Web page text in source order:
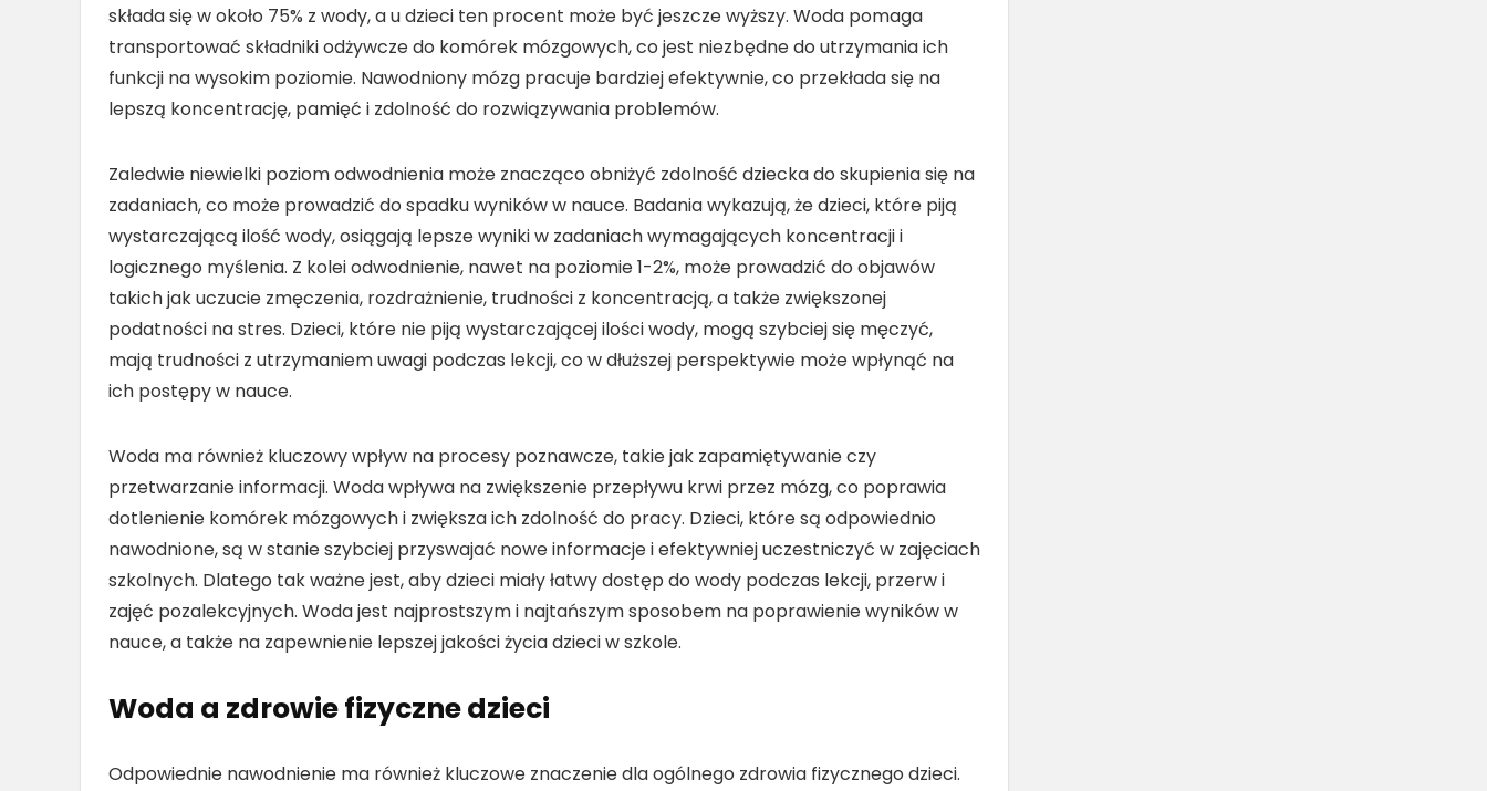
składa się w około 75% z wody, a u dzieci ten procent może być jeszcze wyższy. Woda pomaga
transportować składniki odżywcze do komórek mózgowych, co jest niezbędne do utrzymania ich
funkcji na wysokim poziomie. Nawodniony mózg pracuje bardziej efektywnie, co przekłada się na
lepszą koncentrację, pamięć i zdolność do rozwiązywania problemów.
Zaledwie niewielki poziom odwodnienia może znacząco obniżyć zdolność dziecka do skupienia się na
zadaniach, co może prowadzić do spadku wyników w nauce. Badania wykazują, że dzieci, które piją
wystarczającą ilość wody, osiągają lepsze wyniki w zadaniach wymagających koncentracji i
logicznego myślenia. Z kolei odwodnienie, nawet na poziomie 1-2%, może prowadzić do objawów
takich jak uczucie zmęczenia, rozdrażnienie, trudności z koncentracją, a także zwiększonej
podatności na stres. Dzieci, które nie piją wystarczającej ilości wody, mogą szybciej się męczyć,
mają trudności z utrzymaniem uwagi podczas lekcji, co w dłuższej perspektywie może wpłynąć na
ich postępy w nauce.
Woda ma również kluczowy wpływ na procesy poznawcze, takie jak zapamiętywanie czy
przetwarzanie informacji. Woda wpływa na zwiększenie przepływu krwi przez mózg, co poprawia
dotlenienie komórek mózgowych i zwiększa ich zdolność do pracy. Dzieci, które są odpowiednio
nawodnione, są w stanie szybciej przyswajać nowe informacje i efektywniej uczestniczyć w zajęciach
szkolnych. Dlatego tak ważne jest, aby dzieci miały łatwy dostęp do wody podczas lekcji, przerw i
zajęć pozalekcyjnych. Woda jest najprostszym i najtańszym sposobem na poprawienie wyników w
nauce, a także na zapewnienie lepszej jakości życia dzieci w szkole.
Woda a zdrowie fizyczne dzieci
Odpowiednie nawodnienie ma również kluczowe znaczenie dla ogólnego zdrowia fizycznego dzieci.